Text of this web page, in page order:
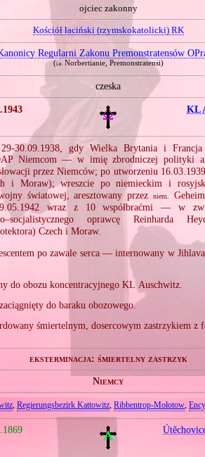
ojciec zakonny
Kościół łaciński (rzymskokatolicki) RK
Regularni Zakonu Premonstratensów
(i.e. Norbertianie, Premonstratensi)
czeska
KL
gdy Wielka Brytania i
Niemcom — w imię zbrodniczej polityki
przez Niemców; po utworzeniu 16.03.1939
i Moraw); wreszcie po niemieckim i
światowej, aresztowany przezniem.
wraz z 10 współbraćmi — w
oprawcę Reinharda
Czech i Moraw.
po zawale serca — internowany w
do obozu koncentracyjnego KL Auschwitz.
do baraku obozowego.
śmiertelnym, dosercowym zastrzykiem z
eksterminacja: śmiertelny zastrzyk
Niemcy
, Regierungsbezirk Kattowitz, Ribbentrop‐Mołotow,